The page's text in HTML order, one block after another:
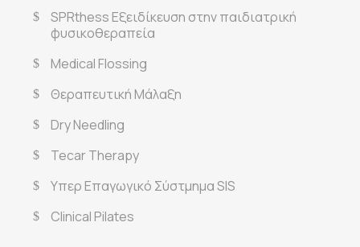
SPRthess Εξειδίκευση στην παιδιατρική
φυσικοθεραπεία
Medical Flossing
Θεραπευτική Μάλαξη
Dry Needling
Tecar Therapy
Υπερ Επαγωγικό Σύστμημα SIS
Clinical Pilates